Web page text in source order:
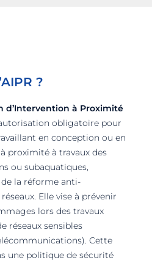
?
d’Intervention à Proximité
obligatoire pour
en conception ou en
proximité à travaux des
ou subaquatiques,
la réforme anti-
Elle vise à prévenir
lors des travaux
réseaux sensibles
Cette
une politique de sécurité